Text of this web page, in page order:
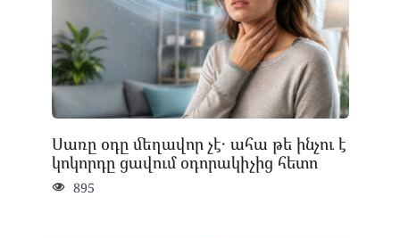
Սառը օդը մեղավոր չէ․ ահա թե ինչու է
կոկորդը ցավում օդորակիչից հետո
895